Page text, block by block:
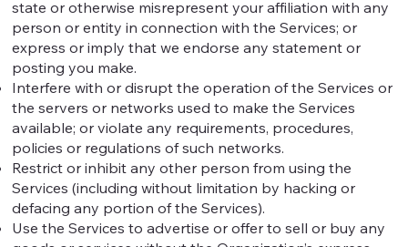
state or otherwise misrepresent your affiliation with any
person or entity in connection with the Services; or
express or imply that we endorse any statement or
posting you make.
Interfere with or disrupt the operation of the Services or
the servers or networks used to make the Services
available; or violate any requirements, procedures,
policies or regulations of such networks.
Restrict or inhibit any other person from using the
Services (including without limitation by hacking or
defacing any portion of the Services).
Use the Services to advertise or offer to sell or buy any